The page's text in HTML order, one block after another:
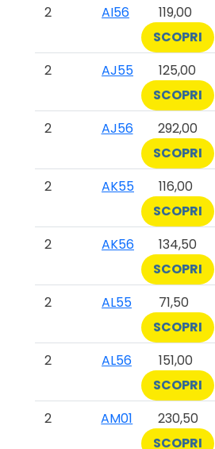
2
AI56 119,00
SCOPRI
2
AJ55 125,00
SCOPRI
2
AJ56 292,00
SCOPRI
2
AK55 116,00
SCOPRI
2
AK56 134,50
SCOPRI
2
AL55 71,50
SCOPRI
2
AL56 151,00
SCOPRI
2
AM01 230,50
SCOPRI